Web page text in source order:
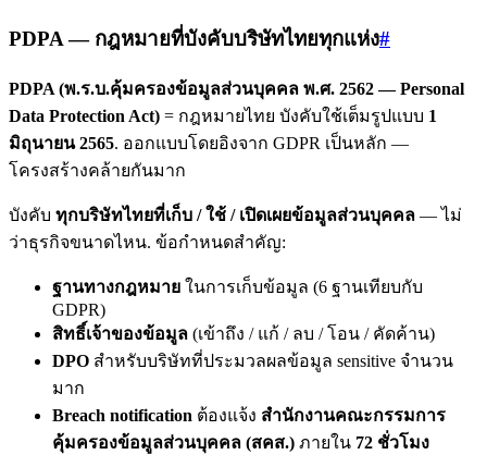
PDPA — กฎหมายที่บังคับบริษัทไทยทุกแห่ง#
PDPA (พ.ร.บ.คุ้มครองข้อมูลส่วนบุคคล พ.ศ. 2562 — Personal
Data Protection Act) = กฎหมายไทย บังคับใช้เต็มรูปแบบ 1
มิถุนายน 2565. ออกแบบโดยอิงจาก GDPR เป็นหลัก —
โครงสร้างคล้ายกันมาก
บังคับ ทุกบริษัทไทยที่เก็บ / ใช้ / เปิดเผยข้อมูลส่วนบุคคล — ไม่
ว่าธุรกิจขนาดไหน. ข้อกำหนดสำคัญ:
ฐานทางกฎหมาย ในการเก็บข้อมูล (6 ฐานเทียบกับ
GDPR)
สิทธิ์เจ้าของข้อมูล (เข้าถึง / แก้ / ลบ / โอน / คัดค้าน)
DPO สำหรับบริษัทที่ประมวลผลข้อมูล sensitive จำนวน
มาก
Breach notification ต้องแจ้ง สำนักงานคณะกรรมการ
คุ้มครองข้อมูลส่วนบุคคล (สคส.) ภายใน 72 ชั่วโมง